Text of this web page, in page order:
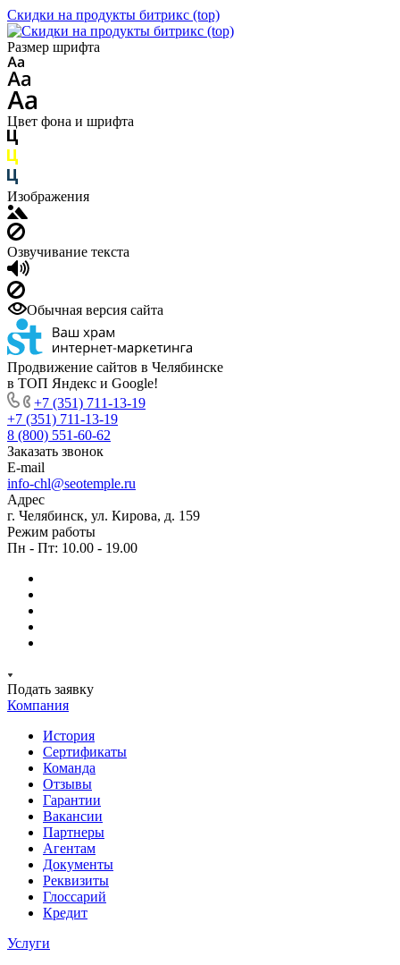
Скидки на продукты битрикс (top)
Размер шрифта
Цвет фона и шрифта
Изображения
Озвучивание текста
Обычная версия сайта
Продвижение сайтов в Челябинске
в ТОП Яндекс и Google!
+7 (351) 711-13-19
+7 (351) 711-13-19
8 (800) 551-60-62
Заказать звонок
E-mail
info-chl@seotemple.ru
Адрес
г. Челябинск, ул. Кирова, д. 159
Режим работы
Пн - Пт: 10.00 - 19.00
Подать заявку
Компания
История
Сертификаты
Команда
Отзывы
Гарантии
Вакансии
Партнеры
Агентам
Документы
Реквизиты
Глоссарий
Кредит
Услуги